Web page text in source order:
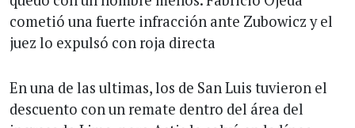
cometió una fuerte infracción ante Zubowicz y el
juez lo expulsó con roja directa
En una de las ultimas, los de San Luis tuvieron el
descuento con un remate dentro del área del